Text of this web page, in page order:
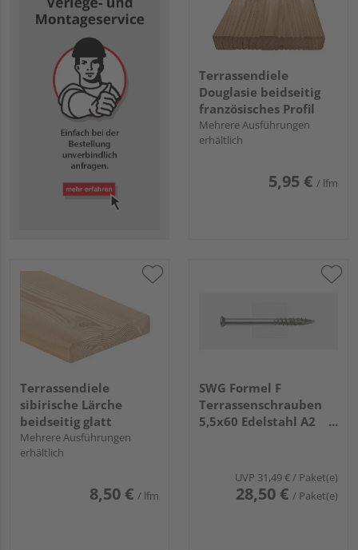
Terrassendiele
Douglasie beidseitig
französisches Profil
Mehrere Ausführungen
erhältlich
5,95 € / lfm
Terrassendiele
sibirische Lärche
beidseitig glatt
Mehrere Ausführungen
erhältlich
8,50 € / lfm
SWG Formel F
Terrassenschrauben
5,5x60 Edelstahl A2
UVP 31,49 €/ Paket(e)
28,50 € / Paket(e)